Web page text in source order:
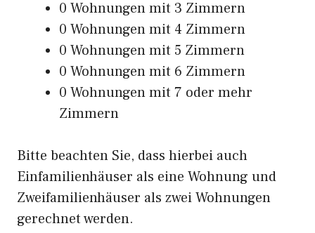
0 Wohnungen mit 3 Zimmern
0 Wohnungen mit 4 Zimmern
0 Wohnungen mit 5 Zimmern
0 Wohnungen mit 6 Zimmern
0 Wohnungen mit 7 oder mehr
Zimmern
Bitte beachten Sie, dass hierbei auch
Einfamilienhäuser als eine Wohnung und
Zweifamilienhäuser als zwei Wohnungen
gerechnet werden.